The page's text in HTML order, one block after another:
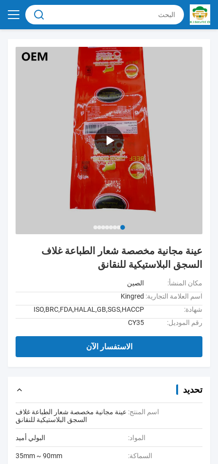
عينة مجانية مخصصة شعار الطباعة غلاف
السجق البلاستيكية للنقانق
مكان المنشأ:
الصين
اسم العلامة التجارية: Kingred
شهادة:
ISO,BRC,FDA,HALAL,GB,SGS,HACCP
رقم الموديل:
CY35
الاستفسار الآن
تحديد
اسم المنتج: عينة مجانية مخصصة شعار الطباعة غلاف
السجق البلاستيكية للنقانق
المواد: البولي أميد
السماكة: 35mm ~ 90mm